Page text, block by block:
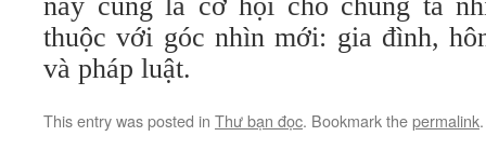
thuộc với góc nhìn mới: gia đình,
và pháp luật.
This entry was posted in Thư bạn đọc. Bookmark thepermalink.